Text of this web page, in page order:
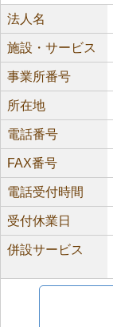
法人名
施設・サービス
事業所番号
所在地
電話番号
FAX番号
電話受付時間
受付休業日
併設サービス